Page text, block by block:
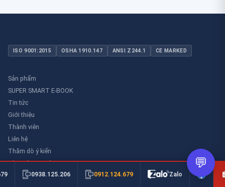
ISO 9001:2015 OSHA 1910.147 ANSI Z244.1 CE MARKED
Sản phẩm
SUPER SMART E-BOOK
Tin tức
Giới thiệu
Thành viên
Liên hệ
Thăm dò ý kiến
Thư viên an toàn
0938.125.206 0912.124.679 Zalo
💬